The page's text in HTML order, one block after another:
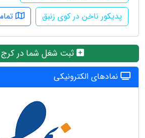
پدیکور ناخن در کوی زنبق
ثبت شغل شما در کرج
نمادهای الکترونیکی